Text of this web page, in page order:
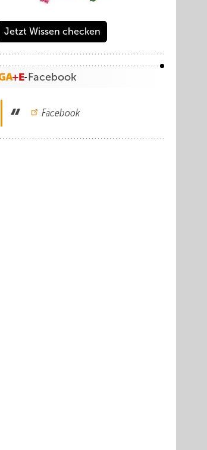
Jetzt Wissen checken
Facebook
Facebook